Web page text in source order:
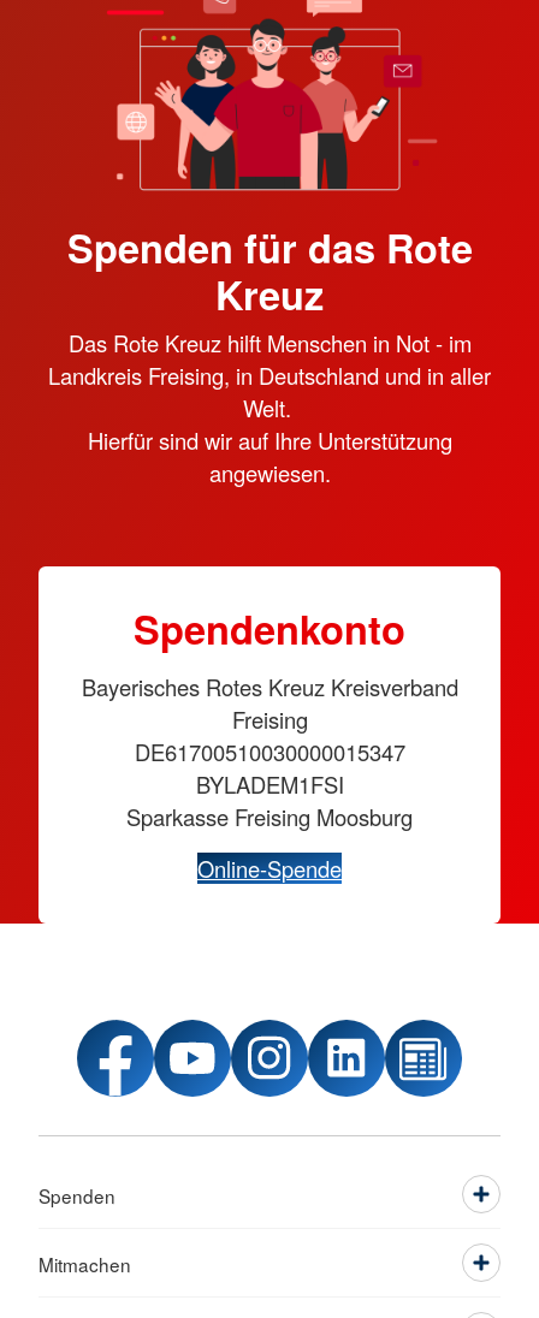
Spenden für das Rote
Kreuz
Das Rote Kreuz hilft Menschen in Not - im
Landkreis Freising, in Deutschland und in aller
Welt.
Hierfür sind wir auf Ihre Unterstützung
angewiesen.
Spendenkonto
Bayerisches Rotes Kreuz Kreisverband
Freising
DE61700510030000015347
BYLADEM1FSI
Sparkasse Freising Moosburg
Online-Spende
Spenden
Mitmachen